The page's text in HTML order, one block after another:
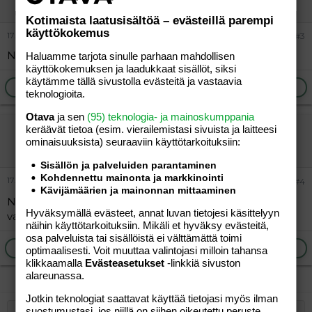
17.04.2012 #3
NOSTO
Ilmoita asiaton viesti
aaapeeeeeeee
Vieras
17.04.2012 #4
Näin kaksplussassa: kukaan ei vastaa
vain!!!!!!!!!!!!!!!!!!!!!!!!!!!!!!!!!!!!!!!!!!!!!!!!!!
Vastaa
Ilmoita asiaton viesti
Kotimaista laatusisältöä – evästeillä parempi
käyttökokemus
Haluamme tarjota sinulle parhaan mahdollisen
käyttökokemuksen ja laadukkaat sisällöt, siksi
käytämme tällä sivustolla evästeitä ja vastaavia
teknologioita.
Otavaja sen (95) teknologia- ja mainoskumppania
keräävät tietoa (esim. vierailemis­tasi sivuista ja laitteesi
ominaisuuk­sista) seuraaviin käyttötarkoituksiin:
Sisällön ja palveluiden parantaminen
Kohdennettu mainonta ja markkinointi
Kävijämäärien ja mainonnan mittaaminen
Hyväksymällä evästeet, annat luvan tietojesi käsittelyyn
näihin käyttötarkoituksiin. Mikäli et hyväksy evästeitä,
osa palveluista tai sisällöistä ei välttämättä toimi
optimaalisesti. Voit muuttaa valintojasi milloin tahansa
klikkaamalla Evästeasetukset -linkkiä sivuston
alareunassa.
Jotkin teknologiat saattavat käyttää tietojasi myös ilman